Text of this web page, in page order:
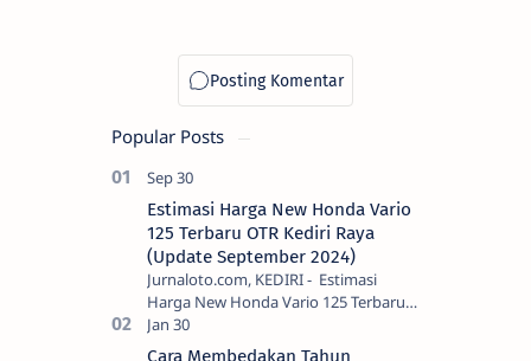
Popular Posts
Estimasi Harga New Honda Vario
125 Terbaru OTR Kediri Raya
(Update September 2024)
Jurnaloto.com, KEDIRI - Estimasi
Harga New Honda Vario 125 Terbaru
OTR Kediri Raya (Update September
2024) Brosis sekalian, PT Astra Honda